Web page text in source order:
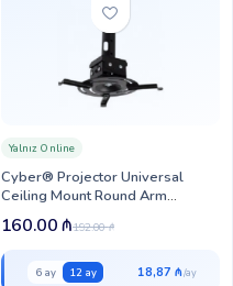
Cyber® Projector Universal
Ceiling Mount Round Arm
Support 50~300cm (PCM3
(ACM-3W))
Yalnız Online
192.00₼
160.00₼
6 ay 12 ay 18,87 ₼